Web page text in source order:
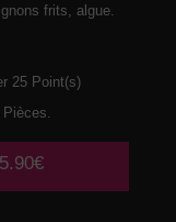
frits, algue.
25 Point(s)
Pièces.
5.90€